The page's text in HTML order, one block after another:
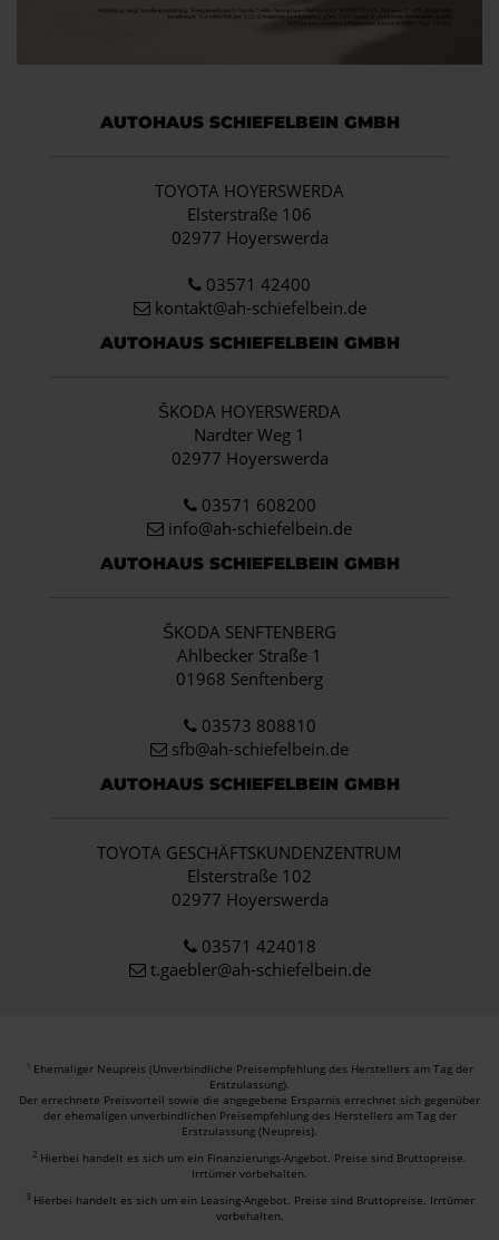
AUTOHAUS SCHIEFELBEIN GMBH
TOYOTA HOYERSWERDA
Elsterstraße 106
02977 Hoyerswerda
03571 42400
kontakt@ah-schiefelbein.de
AUTOHAUS SCHIEFELBEIN GMBH
ŠKODA HOYERSWERDA
Nardter Weg 1
02977 Hoyerswerda
03571 608200
info@ah-schiefelbein.de
AUTOHAUS SCHIEFELBEIN GMBH
ŠKODA SENFTENBERG
Ahlbecker Straße 1
01968 Senftenberg
03573 808810
sfb@ah-schiefelbein.de
AUTOHAUS SCHIEFELBEIN GMBH
TOYOTA GESCHÄFTSKUNDENZENTRUM
Elsterstraße 102
02977 Hoyerswerda
03571 424018
t.gaebler@ah-schiefelbein.de
1 Ehemaliger Neupreis (Unverbindliche Preisempfehlung des Herstellers am Tag der
Erstzulassung).
Der errechnete Preisvorteil sowie die angegebene Ersparnis errechnet sich gegenüber
der ehemaligen unverbindlichen Preisempfehlung des Herstellers am Tag der
Erstzulassung (Neupreis).
2 Hierbei handelt es sich um ein Finanzierungs-Angebot. Preise sind Bruttopreise.
Irrtümer vorbehalten.
3 Hierbei handelt es sich um ein Leasing-Angebot. Preise sind Bruttopreise. Irrtümer
vorbehalten.